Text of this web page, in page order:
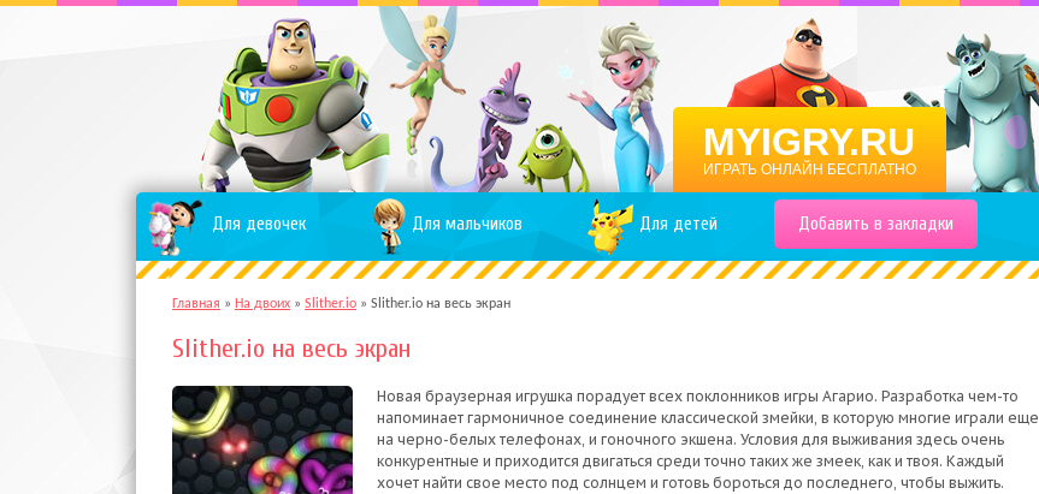
MYIGRY.RU
ИГРАТЬ ОНЛАЙН БЕСПЛАТНО
Для девочек Для мальчиков Для детей Добавить в закладки
Главная » На двоих » Slither.io » Slither.io на весь экран
Slither.io на весь экран
Новая браузерная игрушка порадует всех поклонников игры Агарио. Разработка чем-то
напоминает гармоничное соединение классической змейки, в которую многие играли еще
на черно-белых телефонах, и гоночного экшена. Условия для выживания здесь очень
конкурентные и приходится двигаться среди точно таких же змеек, как и твоя. Каждый
хочет найти свое место под солнцем и готовь бороться до последнего, чтобы выжить.